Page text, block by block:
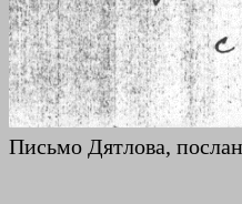
Письмо Дятлова,